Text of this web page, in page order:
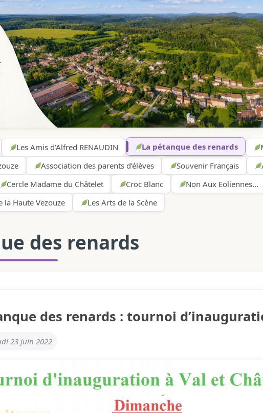
Les Amis d’Alfred RENAUDIN La pétanque des renards
Association des parents d’élèves Souvenir Français
Cercle Madame du Châtelet Croc Blanc
Non Aux Eoliennes...
la Haute Vezouze
Les Arts de la Scène
des renards
des renards : tournoi
23 juin 2022